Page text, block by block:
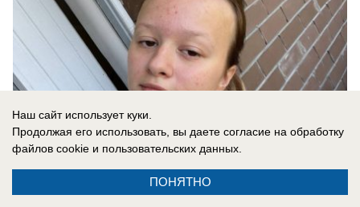
Наш сайт использует куки.
Продолжая его использовать, вы даете согласие на обработку
файлов cookie и пользовательских данных.
ПОНЯТНО